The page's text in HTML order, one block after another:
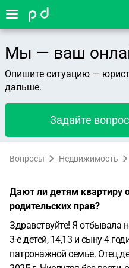
Мы — ваш
Опишите ситуацию —
дальше.
Задайте
Вопросы Недвижимость
Дают ли детям квартиру
родительских прав?
Здравствуйте! Я отбывала
3-е детей, 14,13 и сыну 4
патронажной семье. Отец